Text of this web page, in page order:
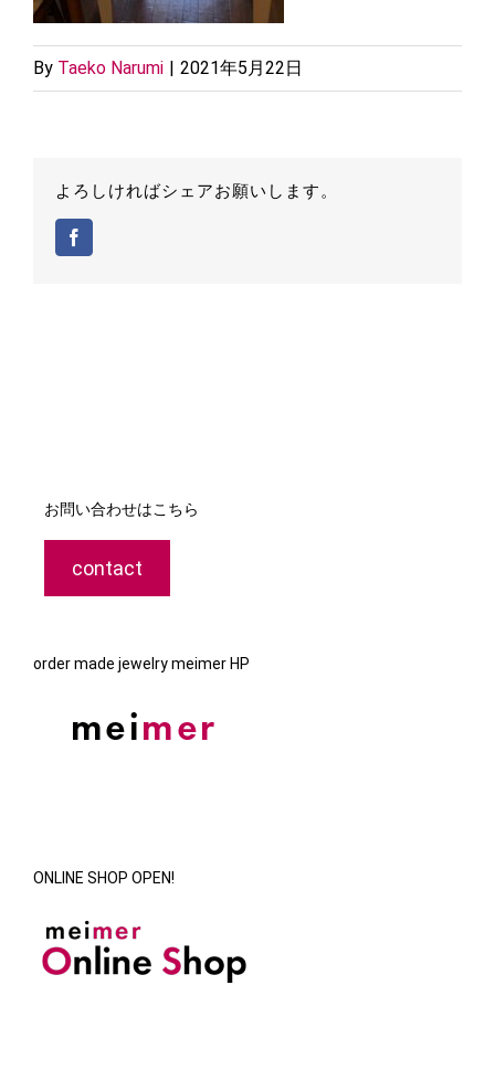
By Taeko Narumi | 2021年5月22日
よろしければシェアお願いします。
お問い合わせはこちら
contact
order made jewelry meimer HP
ONLINE SHOP OPEN!